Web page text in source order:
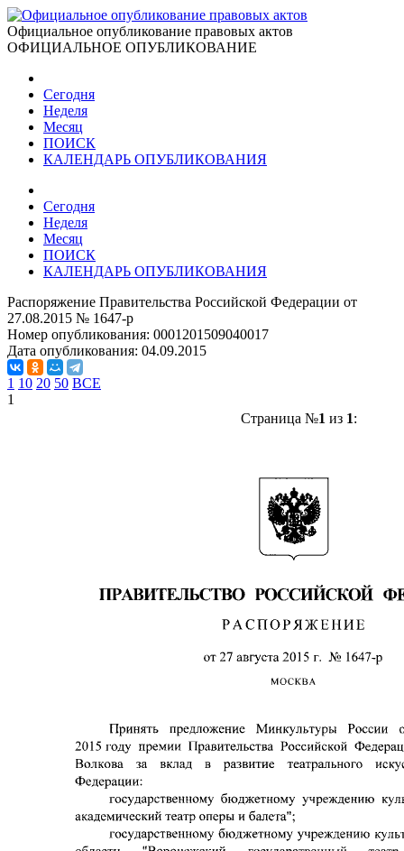
Официальное опубликование правовых актов
ОФИЦИАЛЬНОЕ ОПУБЛИКОВАНИЕ
Сегодня
Неделя
Месяц
ПОИСК
КАЛЕНДАРЬ ОПУБЛИКОВАНИЯ
Сегодня
Неделя
Месяц
ПОИСК
КАЛЕНДАРЬ ОПУБЛИКОВАНИЯ
Распоряжение Правительства Российской Федерации от
27.08.2015 № 1647-р
Номер опубликования: 0001201509040017
Дата опубликования: 04.09.2015
1 10 20 50 ВСЕ
1
Страница №1 из 1: